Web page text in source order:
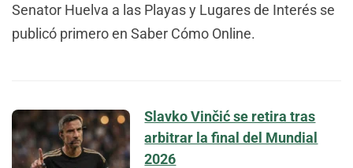
Senator Huelva a las Playas y Lugares de Interés se
publicó primero en Saber Cómo Online.
Slavko Vinčić se retira tras
arbitrar la final del Mundial
2026